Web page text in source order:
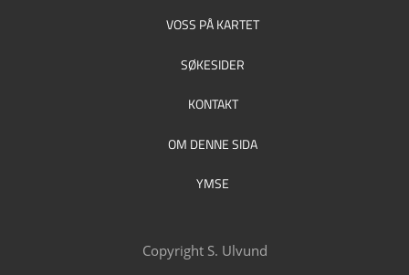
VOSS PÅ KARTET
SØKESIDER
KONTAKT
OM DENNE SIDA
YMSE
Copyright S. Ulvund